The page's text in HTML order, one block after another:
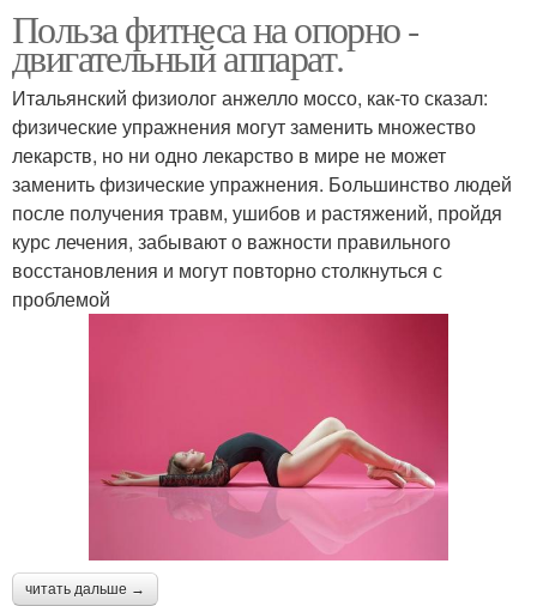
Польза фитнеса на опорно -
двигательный аппарат.
Итальянский физиолог анжелло моссо, как-то сказал:
физические упражнения могут заменить множество
лекарств, но ни одно лекарство в мире не может
заменить физические упражнения. Большинство людей
после получения травм, ушибов и растяжений, пройдя
курс лечения, забывают о важности правильного
восстановления и могут повторно столкнуться с
проблемой
читать дальше →